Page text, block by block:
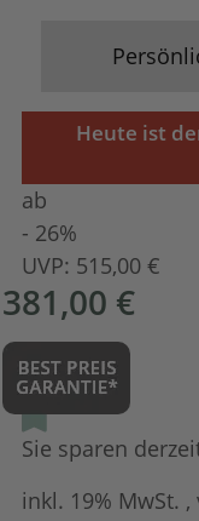
Heute ist
ab
- 26%
UVP: 515,00 €
381,00 €
Sie sparen
inkl. 19% MwSt.